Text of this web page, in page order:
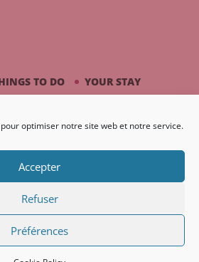
optimiser notre site web et notre service.
Accepter
Refuser
Préférences
TO DO
YOUR STAY